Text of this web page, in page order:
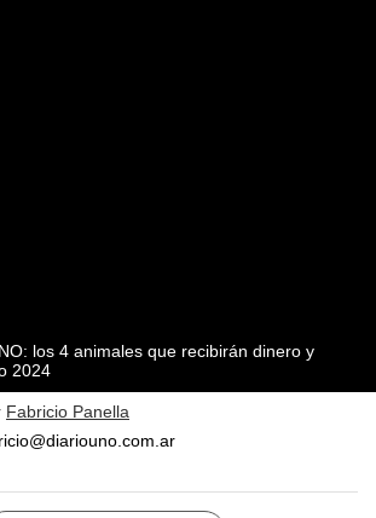
los 4 animales que recibirán dinero y
2024
Fabricio Panella